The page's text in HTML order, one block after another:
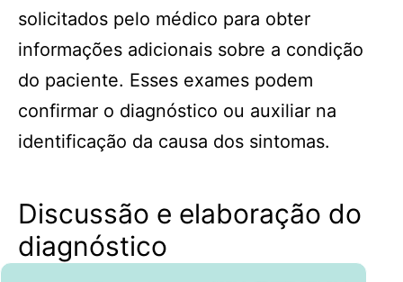
solicitados pelo médico para obter
informações adicionais sobre a condição
do paciente. Esses exames podem
confirmar o diagnóstico ou auxiliar na
identificação da causa dos sintomas.
Discussão e elaboração do
diagnóstico